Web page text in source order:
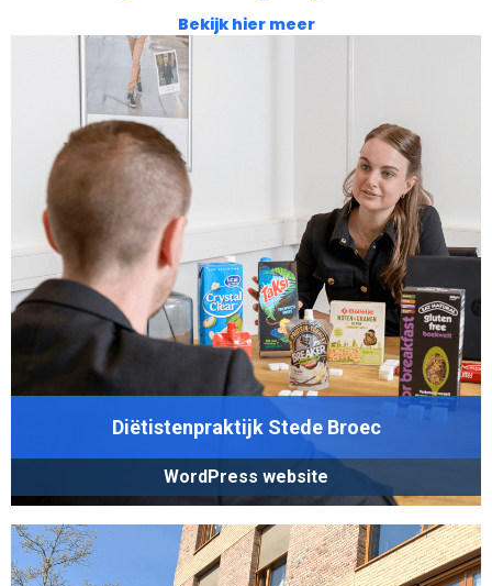
Bekijk hier meer
Diëtistenpraktijk Stede Broec
WordPress website